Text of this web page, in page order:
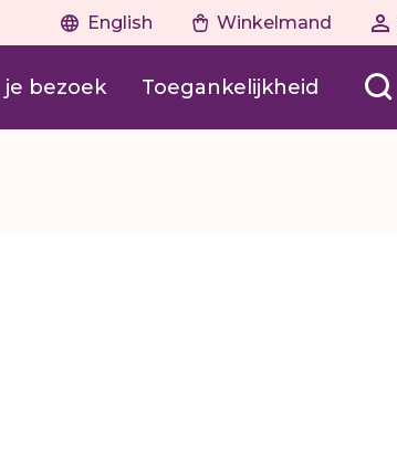
English Winkelmand
je bezoek Toegankelijkheid